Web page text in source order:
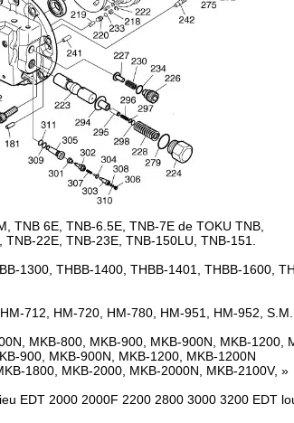
TNB 6E, TNB-6.5E, TNB-7E de TOKU TNB,
22E, TNB-23E, TNB-150LU, TNB-151.
1300, THBB-1400, THBB-1401, THBB-1600,
712, HM-720, HM-780, HM-951, HM-952,
MKB-800, MKB-900, MKB-900N, MKB-1200,
900, MKB-900N, MKB-1200, MKB-1200N
1800, MKB-2000, MKB-2000N, MKB-2100V, »
EDT 2000 2000F 2200 2800 3000 3200 EDT